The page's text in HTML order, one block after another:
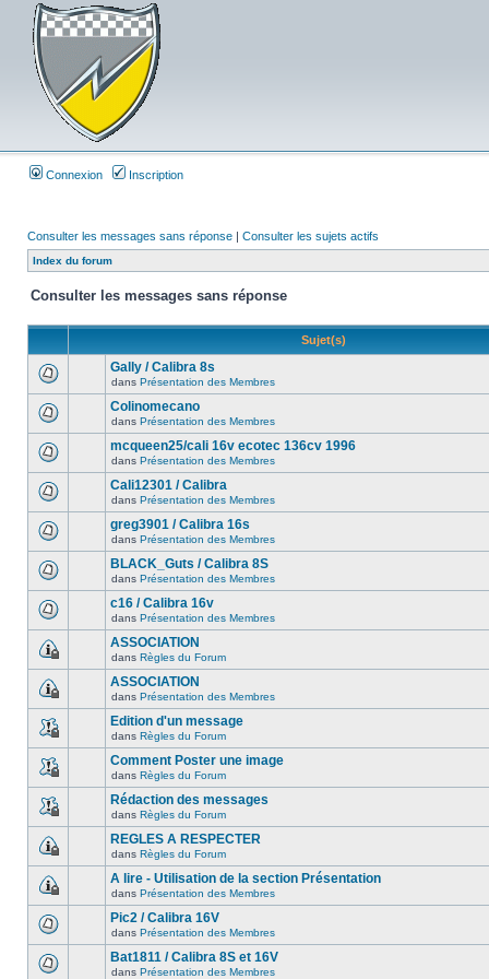
Connexion Inscription
Consulter les messages sans réponse | Consulter les sujets actifs
Index du forum
Consulter les messages sans réponse
Sujet(s)
Gally / Calibra 8s
dans Présentation des Membres
Colinomecano
dans Présentation des Membres
mcqueen25/cali 16v ecotec 136cv 1996
dans Présentation des Membres
Cali12301 / Calibra
dans Présentation des Membres
greg3901 / Calibra 16s
dans Présentation des Membres
BLACK_Guts / Calibra 8S
dans Présentation des Membres
c16 / Calibra 16v
dans Présentation des Membres
ASSOCIATION
dans Règles du Forum
ASSOCIATION
dans Présentation des Membres
Edition d'un message
dans Règles du Forum
Comment Poster une image
dans Règles du Forum
Rédaction des messages
dans Règles du Forum
REGLES A RESPECTER
dans Règles du Forum
A lire - Utilisation de la section Présentation
dans Présentation des Membres
Pic2 / Calibra 16V
dans Présentation des Membres
Bat1811 / Calibra 8S et 16V
dans Présentation des Membres